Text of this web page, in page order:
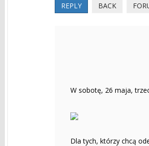
REPLY BACK
W sobotę, 26 maja,
Dla tych, którzy chcą